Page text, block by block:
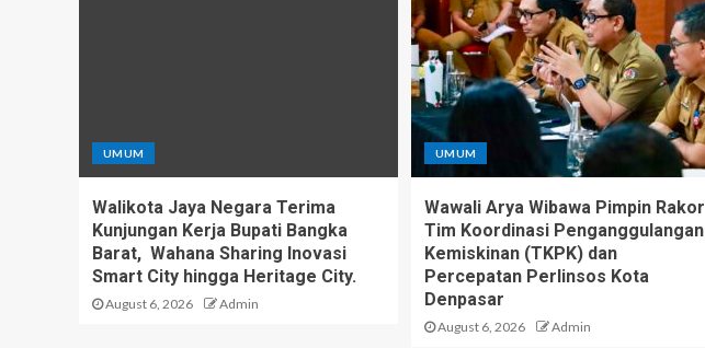
UMUM
Walikota Jaya Negara Terima
Kunjungan Kerja Bupati Bangka
Barat, Wahana Sharing Inovasi
Smart City hingga Heritage City.
August 6, 2026 Admin
UMUM
Wawali Arya Wibawa Pimpin Rakor
Tim Koordinasi Penganggulangan
Kemiskinan (TKPK) dan
Percepatan Perlinsos Kota
Denpasar
August 6, 2026 Admin